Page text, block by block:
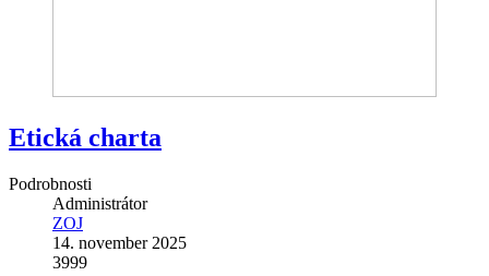
Etická charta
Podrobnosti
Administrátor
ZOJ
14. november 2025
3999